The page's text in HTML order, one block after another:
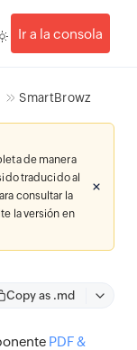
Ir a la consola
SmartBrowz
de manera
traducido al
consultar la
la versión en
Copy as .md
PDF &